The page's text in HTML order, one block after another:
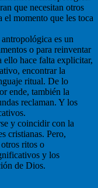
que necesitan otros
momento que les toca
es un
o para reinventar
ello hace falta explicitar,
encontrar la
ritual. De lo
ende, también la
reclaman. Y los
y coincidir con la
cristianas. Pero,
ritos o
y los
de Dios.